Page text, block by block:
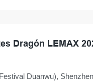
Dragón LEMAX
Duanwu), Shenzhen